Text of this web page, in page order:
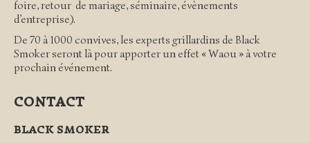
foire, retour de mariage, séminaire, évènements
d’entreprise).
De 70 à 1000 convives, les experts grillardins de Black
Smoker seront là pour apporter un effet « Waou » à votre
prochain événement.
CONTACT
BLACK SMOKER